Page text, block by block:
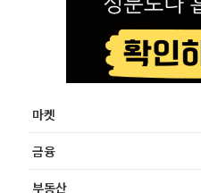
마켓
금융
부동산